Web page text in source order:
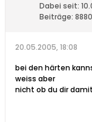
Dabei seit:
Beiträge: 8880
20.05.2005, 18:08
bei den härten
weiss aber
nicht ob du dir